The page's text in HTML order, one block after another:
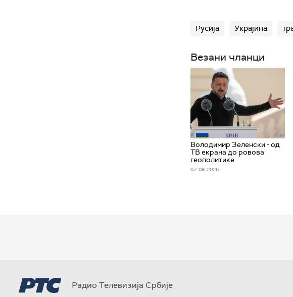
Русија Украјина
Везани чланци
Володимир Зеленски - од
ТВ екрана до ровова
геополитике
07. 08. 2026.
Радио Телевизија Србије